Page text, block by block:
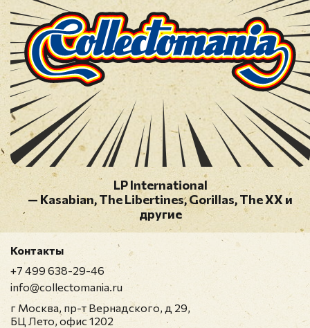
LP International
— Kasabian, The Libertines, Gorillas, The XX и
другие
Контакты
+7 499 638-29-46
info@collectomania.ru
г Москва, пр-т Вернадского, д 29,
БЦ Лето, офис 1202